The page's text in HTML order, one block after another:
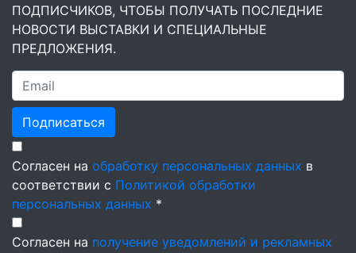
ПОДПИСЧИКОВ, ЧТОБЫ ПОЛУЧАТЬ ПОСЛЕДНИЕ
НОВОСТИ ВЫСТАВКИ И СПЕЦИАЛЬНЫЕ
ПРЕДЛОЖЕНИЯ.
Подписаться
Согласен на обработку персональных данных в
соответствии с Политикой обработки
персональных данных *
Согласен на получение уведомлений и рекламных